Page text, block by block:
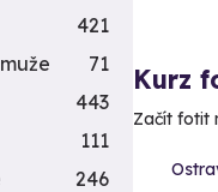
Kurz
Začít fotit
421
71
443
111
246